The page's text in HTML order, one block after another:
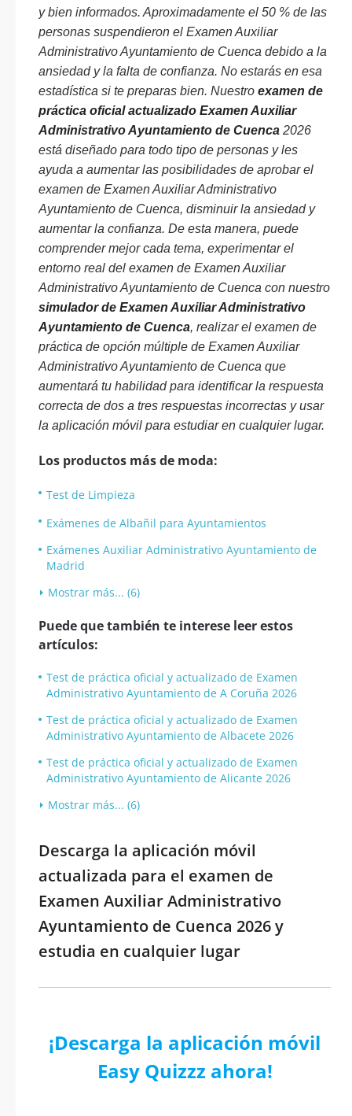
y bien informados. Aproximadamente el 50 % de las
personas suspendieron el Examen Auxiliar
Administrativo Ayuntamiento de Cuenca debido a la
ansiedad y la falta de confianza. No estarás en esa
estadística si te preparas bien. Nuestro examen de
práctica oficial actualizado Examen Auxiliar
Administrativo Ayuntamiento de Cuenca 2026
está diseñado para todo tipo de personas y les
ayuda a aumentar las posibilidades de aprobar el
examen de Examen Auxiliar Administrativo
Ayuntamiento de Cuenca, disminuir la ansiedad y
aumentar la confianza. De esta manera, puede
comprender mejor cada tema, experimentar el
entorno real del examen de Examen Auxiliar
Administrativo Ayuntamiento de Cuenca con nuestro
simulador de Examen Auxiliar Administrativo
Ayuntamiento de Cuenca, realizar el examen de
práctica de opción múltiple de Examen Auxiliar
Administrativo Ayuntamiento de Cuenca que
aumentará tu habilidad para identificar la respuesta
correcta de dos a tres respuestas incorrectas y usar
la aplicación móvil para estudiar en cualquier lugar.
Los productos más de moda:
Test de Limpieza
Exámenes de Albañil para Ayuntamientos
Exámenes Auxiliar Administrativo Ayuntamiento de
Madrid
Mostrar más... (6)
Puede que también te interese leer estos
artículos:
Test de práctica oficial y actualizado de Examen
Administrativo Ayuntamiento de A Coruña 2026
Test de práctica oficial y actualizado de Examen
Administrativo Ayuntamiento de Albacete 2026
Test de práctica oficial y actualizado de Examen
Administrativo Ayuntamiento de Alicante 2026
Mostrar más... (6)
Descarga la aplicación móvil
actualizada para el examen de
Examen Auxiliar Administrativo
Ayuntamiento de Cuenca 2026 y
estudia en cualquier lugar
¡Descarga la aplicación móvil
Easy Quizzz ahora!